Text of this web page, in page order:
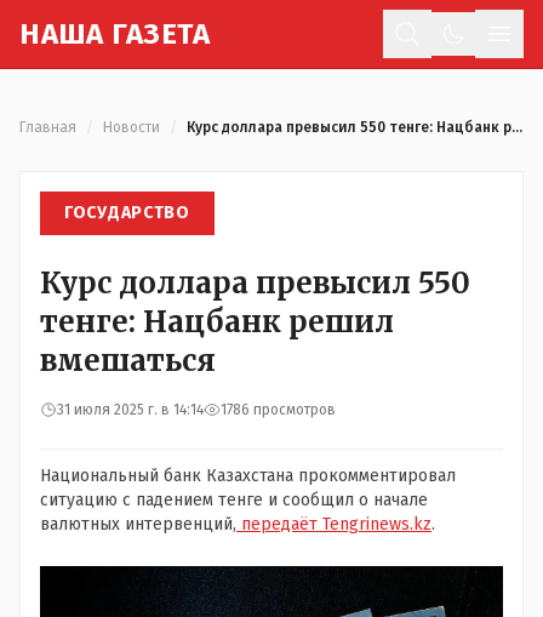
НАША ГАЗЕТА
Главная Новости Курс доллара превысил 550 тенге: Нацбанк решил вмешаться
ГОСУДАРСТВО
Курс доллара превысил 550
тенге: Нацбанк решил
вмешаться
31 июля 2025 г. в 14:14 1786 просмотров
Национальный банк Казахстана прокомментировал
ситуацию с падением тенге и сообщил о начале
валютных интервенций, передаёт Tengrinews.kz.